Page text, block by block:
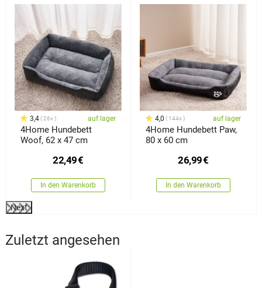
3,4 26x auf lager
4Home Hundebett
Woof, 62 x 47 cm
22,49€
In den Warenkorb
4,0 144x auf lager
4Home Hundebett Paw,
80 x 60 cm
26,99€
In den Warenkorb
Next
Zuletzt angesehen